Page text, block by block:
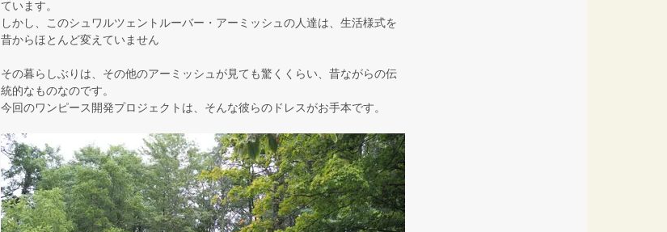
ています。
しかし、このシュワルツェントルーバー・アーミッシュの人達は、生活様式を
昔からほとんど変えていません
その暮らしぶりは、その他のアーミッシュが見ても驚くくらい、昔ながらの伝
統的なものなのです。
今回のワンピース開発プロジェクトは、そんな彼らのドレスがお手本です。